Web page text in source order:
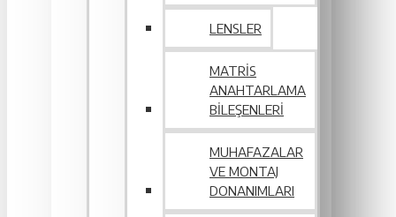
LENSLER
MATRIS
ANAHTARLAMA
BILEŞENLERI
MUHAFAZALAR
VE MONTAJ
DONANIMLARI